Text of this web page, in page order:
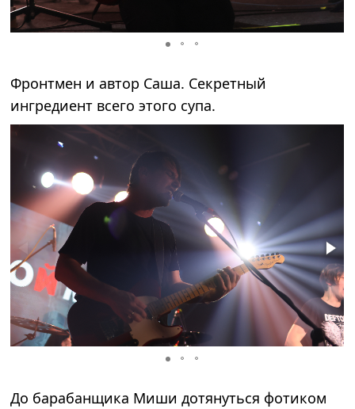
Фронтмен и автор Саша. Секретный
ингредиент всего этого супа.
До барабанщика Миши дотянуться фотиком